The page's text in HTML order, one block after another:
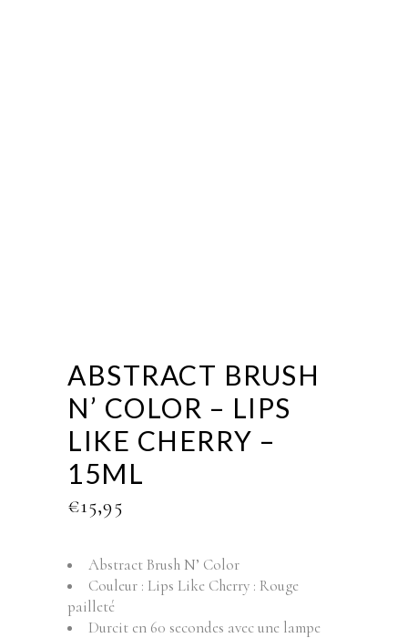
ABSTRACT BRUSH
N’ COLOR – LIPS
LIKE CHERRY –
15ML
€15,95
Abstract Brush N’ Color
Couleur : Lips Like Cherry : Rouge
pailleté
Durcit en 60 secondes avec une lampe